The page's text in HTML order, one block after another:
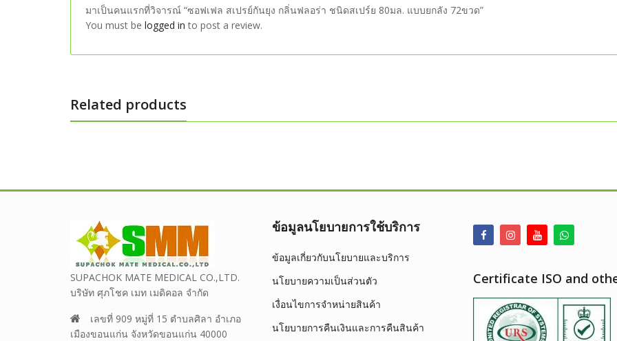
มาเป็นคนแรกที่วิจารณ์ “ซอฟเฟล สเปรย์กันยุง กลิ่นฟลอร่า ชนิดสเปร์ย 80มล. แบบยกลัง 72ขวด”
You must be logged in to post a review.
Related products
SUPACHOK MATE MEDICAL CO.,LTD.
บริษัท ศุภโชค เมท เมดิคอล จำกัด
เลขที่ 909 หมู่ที่ 15 ตำบลศิลา อำเภอ
เมืองขอนแก่น จังหวัดขอนแก่น 40000
ข้อมูลนโยบายการใช้บริการ
ข้อมูลเกี่ยวกับนโยบายและบริการ
นโยบายความเป็นส่วนตัว
เงื่อนไขการจำหน่ายสินค้า
นโยบายการคืนเงินและการคืนสินค้า
Certificate ISO and